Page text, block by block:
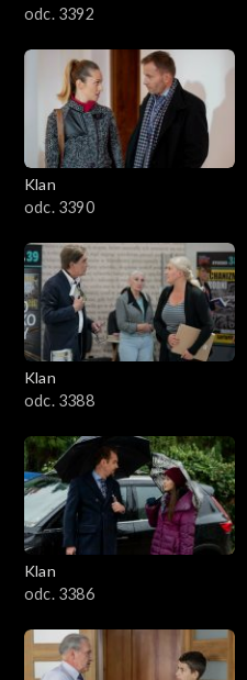
2901–3000
2801–2900
2701–2800
2501–2600
2401–2500
2301–2400
2201–2300
2101–2200
2001–2100
1901–2000
1801–1900
odc. 3392
Klan
odc. 3390
Klan
odc. 3388
Klan
odc. 3386